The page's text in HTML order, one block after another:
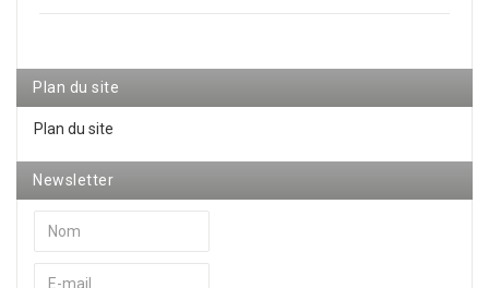
Plan du site
Plan du site
Newsletter